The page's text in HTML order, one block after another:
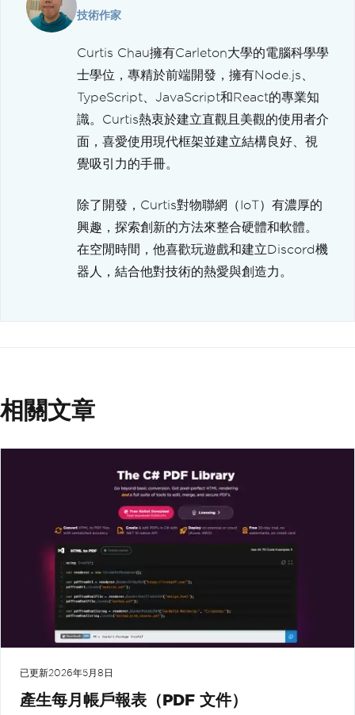
技術作家
Curtis Chau擁有Carleton大學的電腦科學學
士學位，專精於前端開發，擁有Node.js、
TypeScript、JavaScript和React的專業知
識。Curtis熱衷於建立直觀且美觀的使用者介
面，喜愛使用現代框架並建立結構良好、視
覺吸引力的手冊。
除了開發，Curtis對物聯網（IoT）有濃厚的
興趣，探索創新的方法來整合硬體和軟體。
在空閒時間，他喜歡玩遊戲和建立Discord機
器人，結合他對技術的熱愛與創造力。
相關文章
已更新2026年5月8日
產生每月帳戶報表（PDF 文件）